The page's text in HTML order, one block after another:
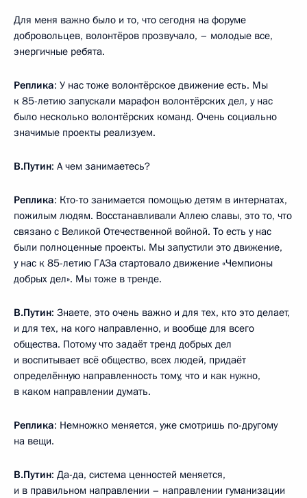
Для меня важно было и то, что сегодня на форуме
добровольцев, волонтёров прозвучало, – молодые все,
энергичные ребята.
Реплика: У нас тоже волонтёрское движение есть. Мы
к 85-летию запускали марафон волонтёрских дел, у нас
было несколько волонтёрских команд. Очень социально
значимые проекты реализуем.
В.Путин: А чем занимаетесь?
Реплика: Кто-то занимается помощью детям в интернатах,
пожилым людям. Восстанавливали Аллею славы, это то, что
связано с Великой Отечественной войной. То есть у нас
были полноценные проекты. Мы запустили это движение,
у нас к 85-летию ГАЗа стартовало движение «Чемпионы
добрых дел». Мы тоже в тренде.
В.Путин: Знаете, это очень важно и для тех, кто это делает,
и для тех, на кого направленно, и вообще для всего
общества. Потому что задаёт тренд добрых дел
и воспитывает всё общество, всех людей, придаёт
определённую направленность тому, что и как нужно,
в каком направлении думать.
Реплика: Немножко меняется, уже смотришь по-другому
на вещи.
В.Путин: Да-да, система ценностей меняется,
и в правильном направлении – направлении гуманизации